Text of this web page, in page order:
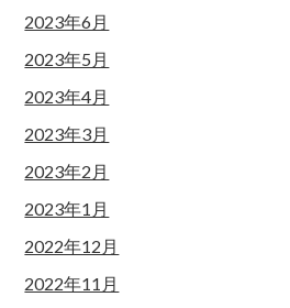
2023年6月
2023年5月
2023年4月
2023年3月
2023年2月
2023年1月
2022年12月
2022年11月